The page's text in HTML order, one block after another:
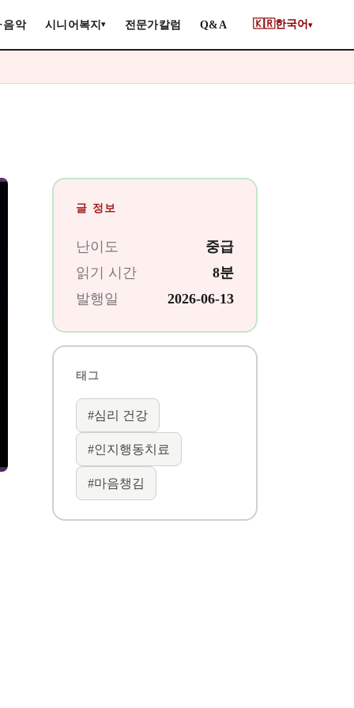
음악 시니어복지▾ 전문가칼럼 Q&A 🇰🇷한국어 ▾
글 정보
난이도
중급
읽기 시간
8분
발행일
2026-06-13
태그
#심리 건강
#인지행동치료
#마음챙김